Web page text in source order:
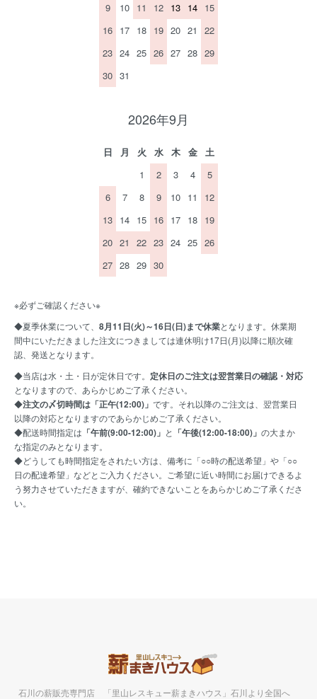
9
10 11 12 13 14 15
16 17 18 19 20 21
22
23 24 25 26 27 28 29
30 31
2026年9月
日 月 火 水 木 金
土
1
2 3 4
5
6
7 8 9 10 11
12
13 14 15 16 17 18 19
20 21 22 23 24 25 26
27 28 29 30
※必ずご確認ください※
◆夏季休業について、 8月11日(火)～16日(日)まで休業となります。休業期
間中にいただきました注文につきましては連休明け17日(月)以降に順次確
認、発送となります。
◆当店は水・土・日が定休日です。 定休日のご注文は翌営業日の確認・対応
となりますので、あらかじめご了承ください。
◆注文の〆切時間は「正午(12:00)」 です。それ以降のご注文は、翌営業日
以降の対応となりますのであらかじめご了承ください。
◆配送時間指定は 「午前(9:00-12:00)」 と 「午後(12:00-18:00)」 の大まか
な指定のみとなります。
◆どうしても時間指定をされたい方は、備考に「○○時の配送希望」や「○○
日の配達希望」などとご入力ください。ご希望に近い時間にお届けできるよ
う努力させていただきますが、確約できないことをあらかじめご了承くださ
い。
石川の薪販売専門店 「里山レスキュー薪まきハウス」石川より全国へ